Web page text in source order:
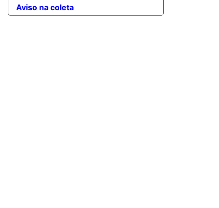
Aviso na coleta